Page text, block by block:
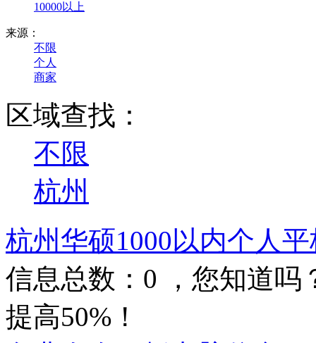
10000以上
来源：
不限
个人
商家
区域查找：
不限
杭州
杭州华硕1000以内个人
信息总数： 0 ，您知道
提高50%！